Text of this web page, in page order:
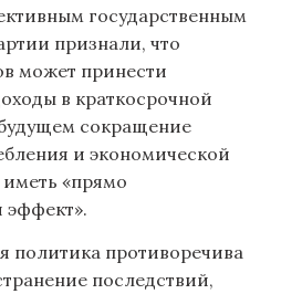
государственным
признали, что
может принести
в краткосрочной
сокращение
и экономической
«прямо
политика противоречива
последствий,